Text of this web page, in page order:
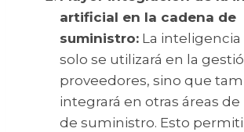
artificial en la cadena de
suministro: La
solo se utilizará en la
proveedores, sino que
integrará en otras áreas de
de suministro. Esto